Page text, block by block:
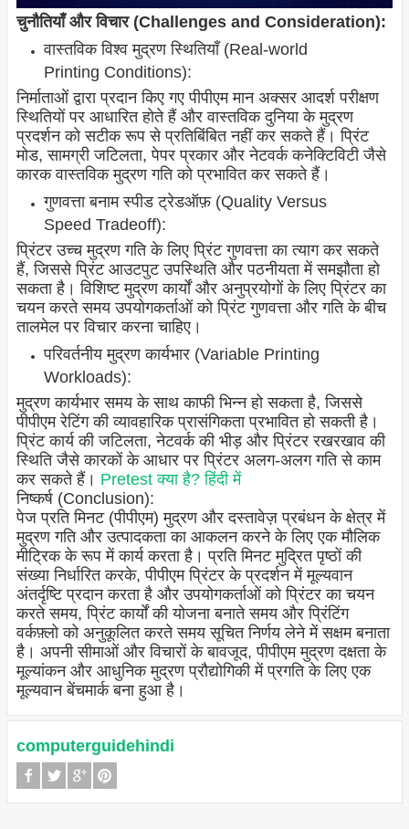
चुनौतियाँ और विचार (Challenges and Consideration):
वास्तविक विश्व मुद्रण स्थितियाँ (Real-world
Printing Conditions):
निर्माताओं द्वारा प्रदान किए गए पीपीएम मान अक्सर आदर्श परीक्षण
स्थितियों पर आधारित होते हैं और वास्तविक दुनिया के मुद्रण
प्रदर्शन को सटीक रूप से प्रतिबिंबित नहीं कर सकते हैं। प्रिंट
मोड, सामग्री जटिलता, पेपर प्रकार और नेटवर्क कनेक्टिविटी जैसे
कारक वास्तविक मुद्रण गति को प्रभावित कर सकते हैं।
गुणवत्ता बनाम स्पीड ट्रेडऑफ़ (Quality Versus
Speed Tradeoff):
प्रिंटर उच्च मुद्रण गति के लिए प्रिंट गुणवत्ता का त्याग कर सकते
हैं, जिससे प्रिंट आउटपुट उपस्थिति और पठनीयता में समझौता हो
सकता है। विशिष्ट मुद्रण कार्यों और अनुप्रयोगों के लिए प्रिंटर का
चयन करते समय उपयोगकर्ताओं को प्रिंट गुणवत्ता और गति के बीच
तालमेल पर विचार करना चाहिए।
परिवर्तनीय मुद्रण कार्यभार (Variable Printing
Workloads):
मुद्रण कार्यभार समय के साथ काफी भिन्न हो सकता है, जिससे
पीपीएम रेटिंग की व्यावहारिक प्रासंगिकता प्रभावित हो सकती है।
प्रिंट कार्य की जटिलता, नेटवर्क की भीड़ और प्रिंटर रखरखाव की
स्थिति जैसे कारकों के आधार पर प्रिंटर अलग-अलग गति से काम
कर सकते हैं। Pretest क्या है? हिंदी में
निष्कर्ष (Conclusion):
पेज प्रति मिनट (पीपीएम) मुद्रण और दस्तावेज़ प्रबंधन के क्षेत्र में
मुद्रण गति और उत्पादकता का आकलन करने के लिए एक मौलिक
मीट्रिक के रूप में कार्य करता है। प्रति मिनट मुद्रित पृष्ठों की
संख्या निर्धारित करके, पीपीएम प्रिंटर के प्रदर्शन में मूल्यवान
अंतर्दृष्टि प्रदान करता है और उपयोगकर्ताओं को प्रिंटर का चयन
करते समय, प्रिंट कार्यों की योजना बनाते समय और प्रिंटिंग
वर्कफ़्लो को अनुकूलित करते समय सूचित निर्णय लेने में सक्षम बनाता
है। अपनी सीमाओं और विचारों के बावजूद, पीपीएम मुद्रण दक्षता के
मूल्यांकन और आधुनिक मुद्रण प्रौद्योगिकी में प्रगति के लिए एक
मूल्यवान बेंचमार्क बना हुआ है।
computerguidehindi